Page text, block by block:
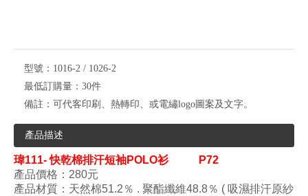
型號： 1016-2 / 1026-2
最低訂購量： 30件
備註： 可代客印刷、熱轉印、或電繡logo圖案及文字。
產品描述
瑋111- 快乾棉排汗短袖POLO衫P72
產品價格：280元
產品材質： 天然棉51.2 ％ . 聚酯纖維48.8％ ( 吸濕排汗原紗